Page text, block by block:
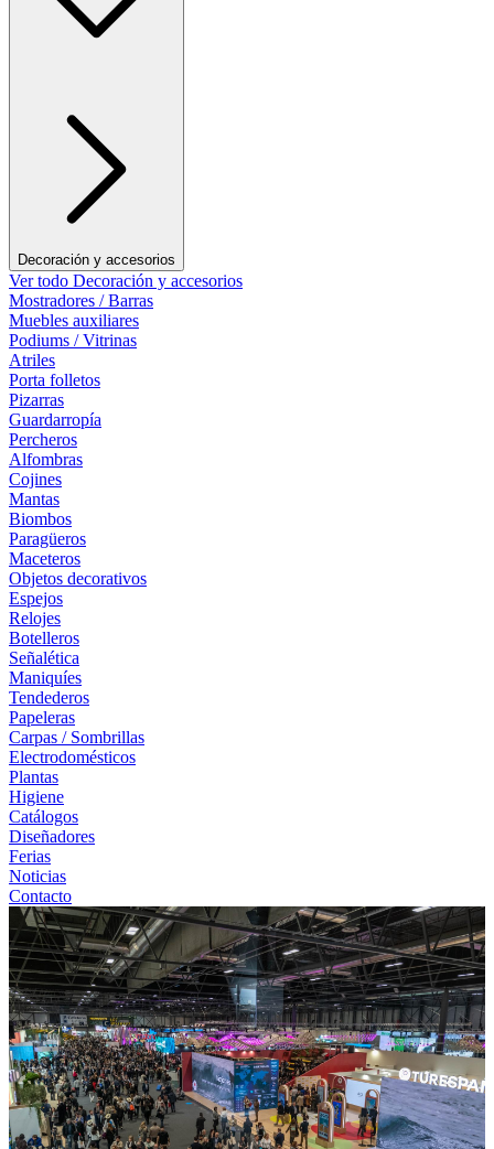
Decoración y accesorios
Ver todo Decoración y accesorios
Mostradores / Barras
Muebles auxiliares
Podiums / Vitrinas
Atriles
Porta folletos
Pizarras
Guardarropía
Percheros
Alfombras
Cojines
Mantas
Biombos
Paragüeros
Maceteros
Objetos decorativos
Espejos
Relojes
Botelleros
Señalética
Maniquíes
Tendederos
Papeleras
Carpas / Sombrillas
Electrodomésticos
Plantas
Higiene
Catálogos
Diseñadores
Ferias
Noticias
Contacto